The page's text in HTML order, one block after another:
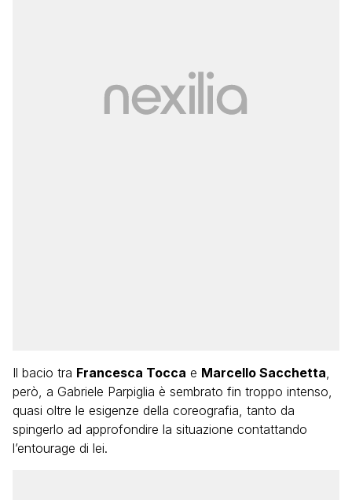
Il bacio tra Francesca Tocca e Marcello Sacchetta,
però, a Gabriele Parpiglia è sembrato fin troppo intenso,
quasi oltre le esigenze della coreografia, tanto da
spingerlo ad approfondire la situazione contattando
l’entourage di lei.